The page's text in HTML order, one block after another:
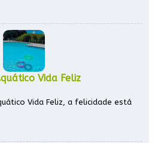
Vida Feliz
Vida Feliz, a felicidade está